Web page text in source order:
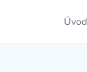
Úvod